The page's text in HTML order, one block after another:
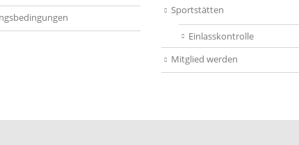
Sportstätten
Einlasskontrolle
Mitglied werden